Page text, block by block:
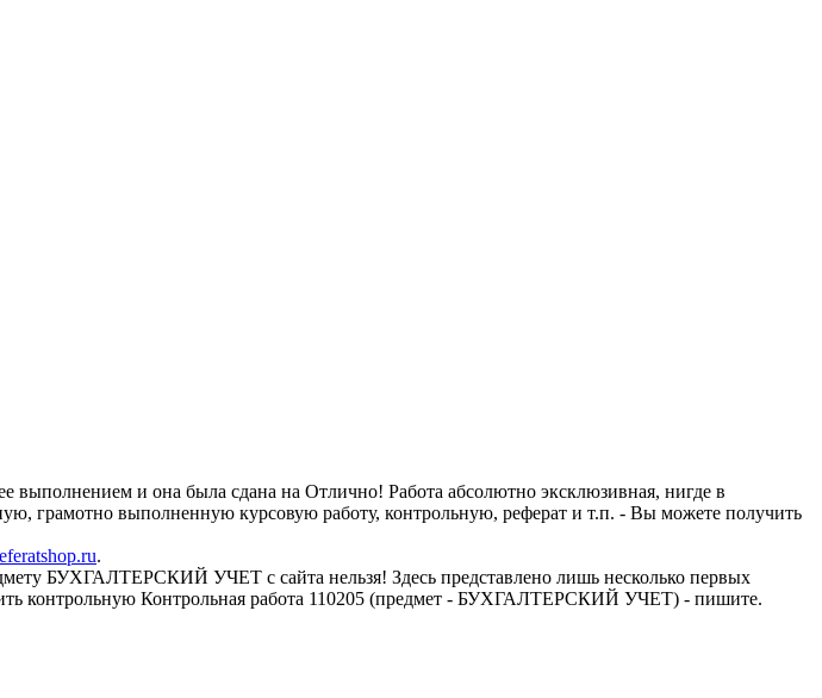
и она была сдана на Отлично! Работа абсолютно эксклюзивная, нигде в
грамотно выполненную курсовую работу, контрольную, реферат и т.п. - Вы можете получить
.
БУХГАЛТЕРСКИЙ УЧЕТ с сайта нельзя! Здесь представлено лишь несколько первых
контрольную Контрольная работа 110205 (предмет - БУХГАЛТЕРСКИЙ УЧЕТ) - пишите.